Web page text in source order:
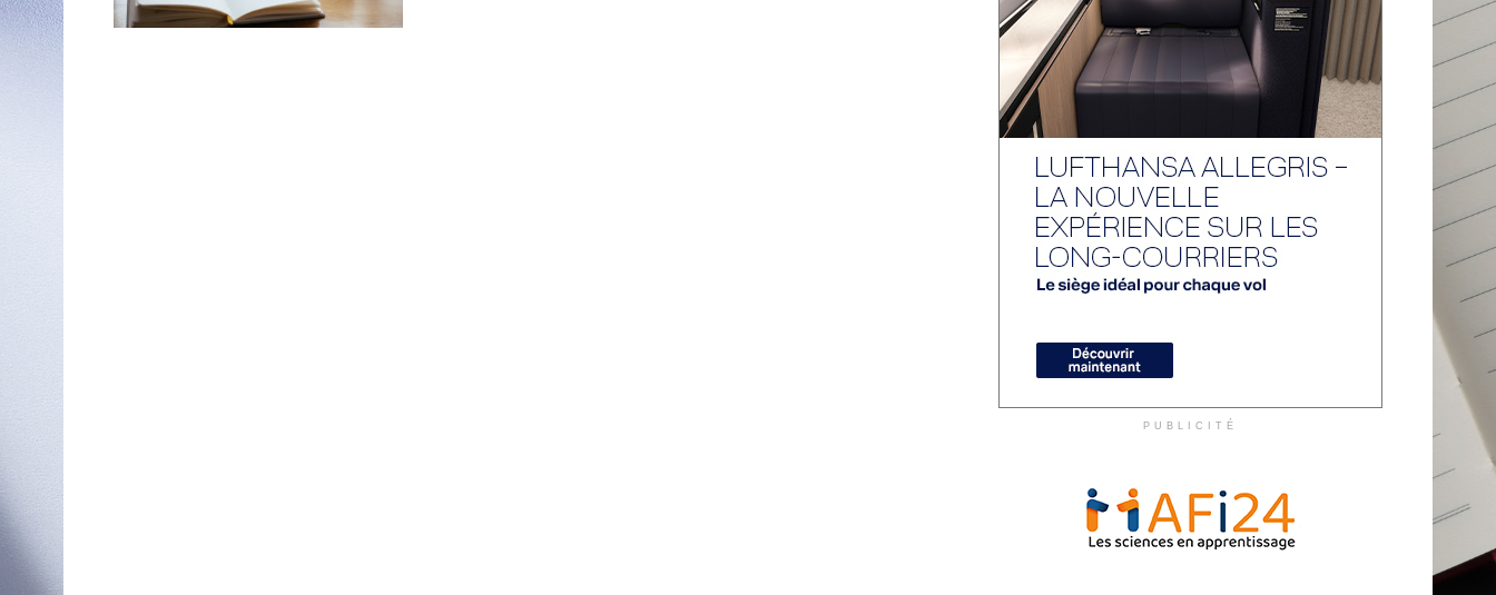
PUBLICITÉ